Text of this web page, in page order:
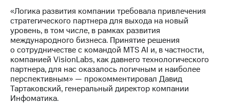
Регистратор
Реквизиты
Контакты
развитие
деловая этика
На главную
«Логика развития компании требовала привлечения
стратегического партнера для выхода на новый
уровень, в том числе, в рамках развития
международного бизнеса. Принятие решения
о сотрудничестве с командой MTS AI и, в частности,
компанией VisionLabs, как давнего технологического
партнера, для нас оказалось логичным и наиболее
перспективным» — прокомментировал Давид
Тартаковский, генеральный директор компании
Инфоматика.